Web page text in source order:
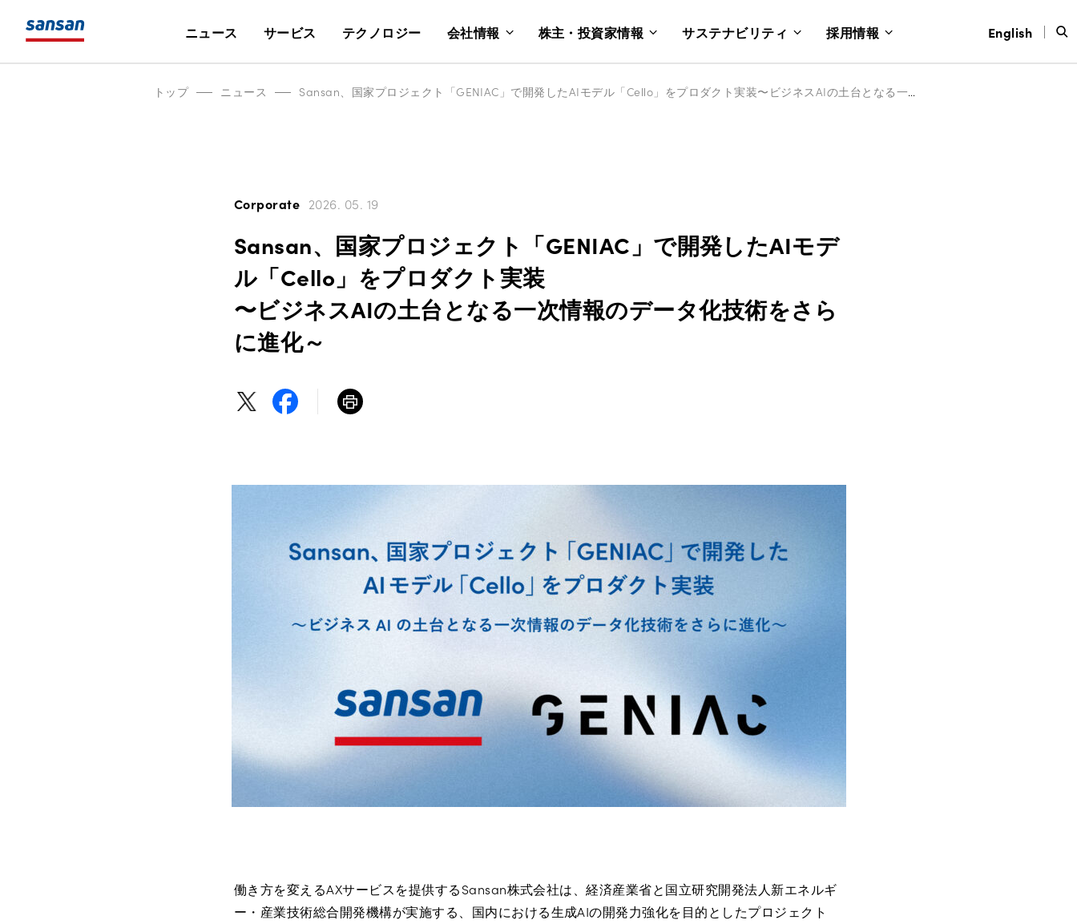
ニュース サービス テクノロジー 会社情報 株主・投資家情報 サステナビリティ 採用情報 English
トップ ニュース Sansan、国家プロジェクト「GENIAC」で開発したAIモデル「Cello」をプロダクト実装〜ビジネスAIの土台となる一次情報のデータ化技術をさらに進化～
Corporate 2026. 05. 19
Sansan、国家プロジェクト「GENIAC」で開発したAIモデ
ル「Cello」をプロダクト実装
〜ビジネスAIの土台となる一次情報のデータ化技術をさら
に進化～
働き方を変えるAXサービスを提供するSansan株式会社は、経済産業省と国立研究開発法人新エネルギ
ー・産業技術総合開発機構が実施する、国内における生成AIの開発力強化を目的としたプロジェクト